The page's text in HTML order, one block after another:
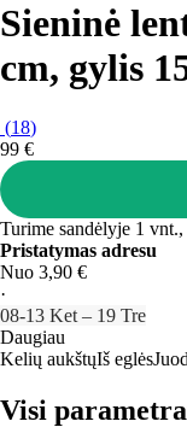
Sieninė
cm, gylis
(18)
99 €
Turime sandėlyje 1
Pristatymas adresu
Nuo 3,90 €
·
08‑13 Ket – 19 Tre
Daugiau
Kelių aukštųIš eglės
Visi